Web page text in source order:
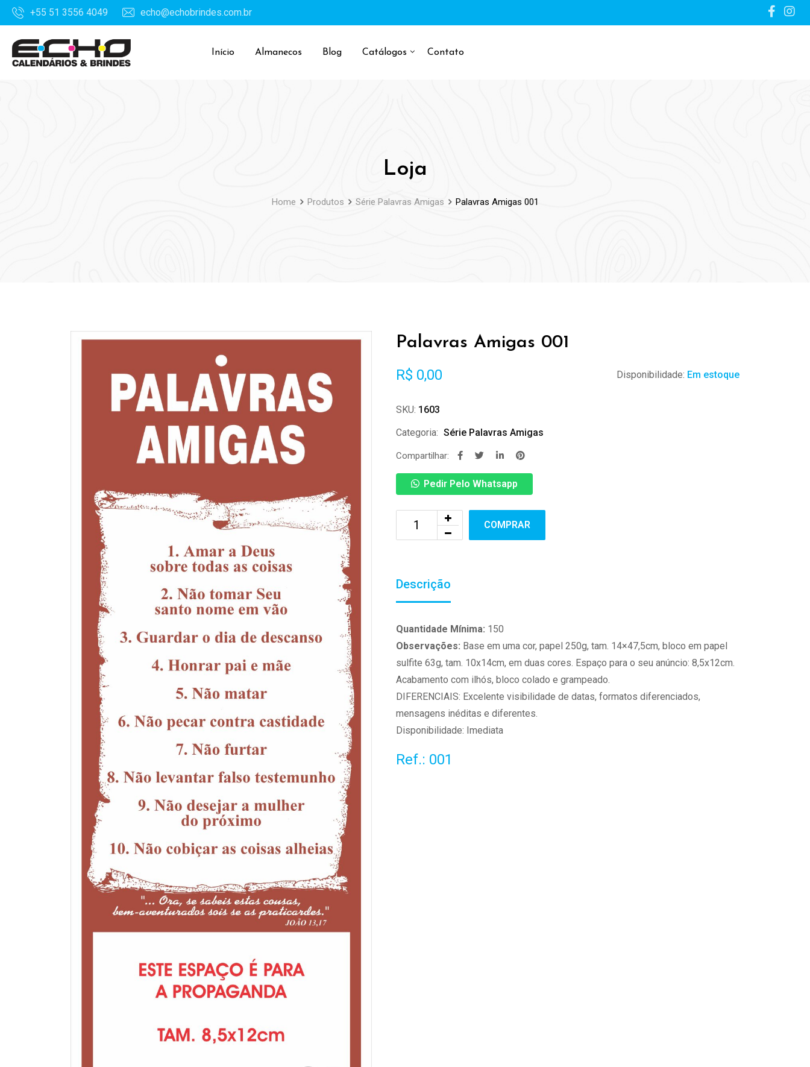
+55 51 3556 4049 echo@echobrindes.com.br
Início Almanecos Blog Catálogos Contato
Loja
Home Produtos Série Palavras Amigas Palavras Amigas 001
Palavras Amigas 001
R$ 0,00 Disponibilidade: Em estoque
SKU: 1603
Categoria: Série Palavras Amigas
Compartilhar:
Pedir Pelo Whatsapp
COMPRAR
Descrição
Quantidade Mínima: 150
Observações: Base em uma cor, papel 250g, tam. 14×47,5cm, bloco em papel
sulfite 63g, tam. 10x14cm, em duas cores. Espaço para o seu anúncio: 8,5x12cm.
Acabamento com ilhós, bloco colado e grampeado.
DIFERENCIAIS: Excelente visibilidade de datas, formatos diferenciados,
mensagens inéditas e diferentes.
Disponibilidade: Imediata
Ref.: 001